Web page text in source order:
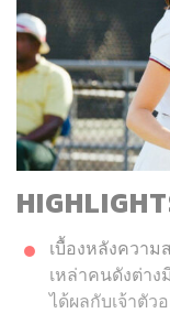
เบื้องหลังความ
เหล่าคนดังต่า
ได้ผลกับเจ้าตัว